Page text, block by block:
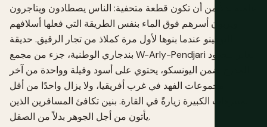
عاملة بدلاً من أن تكون قطعة متحفية: الناس يصطادون ويتاجرون
ويربون أسرهم فوق الماء بنفس الطريقة التي فعلها أسلافهم
التوفينو عندما بنوها لأول مرة كملاذ من تجار الرقيق. حديقة
بندجاري الوطنية، جزء من مجمع W-Arly-Pendjari العابر للحدود
المدرج ضمن اليونسكو، يحتوي على أسود وفيلة وواحدة من آخر
مجموعات الفهد في غرب أفريقيا، ولا يزال واحدًا من أقل
المتنزهات الكبيرة زيارةً في القارة. بنين تكافئ المسافرين الذين
يأتون من أجل الجوهر بدلاً من الصقل.